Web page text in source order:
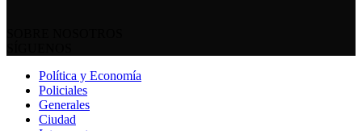
Política y Economía
Policiales
Generales
Ciudad